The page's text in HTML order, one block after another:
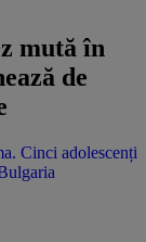
mută în
de
Cinci adolescenți